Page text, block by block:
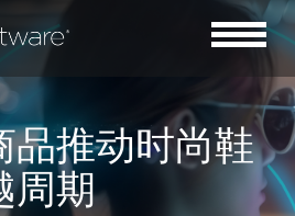
品推动时尚鞋
周期